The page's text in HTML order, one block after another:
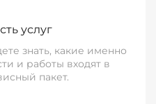
услуг
знать, какие именно
и работы входят в
пакет.